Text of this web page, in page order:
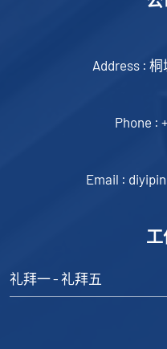
Address :
Phone :
Email :
礼拜一 - 礼拜五